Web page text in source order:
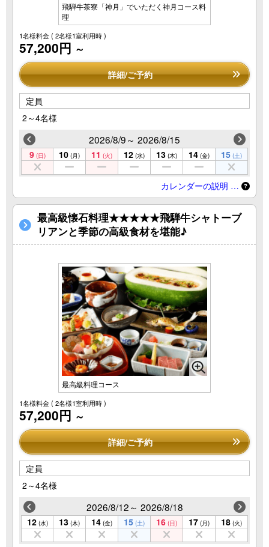
飛騨牛茶寮「神月」でいただく神月コース料
理
1名様料金( 2名様1室利用時 )
57,200円 ～
詳細/ご予約
定員
2～4名様
2026/8/9～ 2026/8/15
9 (日) 10 (月) 11 (火) 12 (水) 13 (木) 14 (金) 15 (土)
カレンダーの説明 …
最高級懐石料理★★★★★飛騨牛シャトーブ
リアンと季節の高級食材を堪能♪
最高級料理コース
1名様料金( 2名様1室利用時 )
57,200円 ～
詳細/ご予約
定員
2～4名様
2026/8/12～ 2026/8/18
12 (水) 13 (木) 14 (金) 15 (土) 16 (日) 17 (月) 18 (火)